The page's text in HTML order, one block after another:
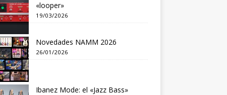
«looper»
19/03/2026
Novedades NAMM 2026
26/01/2026
Ibanez Mode: el «Jazz Bass»